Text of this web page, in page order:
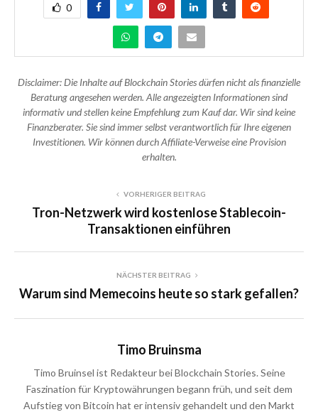
0
Disclaimer: Die Inhalte auf Blockchain Stories dürfen nicht als finanzielle
Beratung angesehen werden. Alle angezeigten Informationen sind
informativ und stellen keine Empfehlung zum Kauf dar. Wir sind keine
Finanzberater. Sie sind immer selbst verantwortlich für Ihre eigenen
Investitionen. Wir können durch Affiliate-Verweise eine Provision
erhalten.
VORHERIGER BEITRAG
Tron-Netzwerk wird kostenlose Stablecoin-
Transaktionen einführen
NÄCHSTER BEITRAG
Warum sind Memecoins heute so stark gefallen?
Timo Bruinsma
Timo Bruinsel ist Redakteur bei Blockchain Stories. Seine
Faszination für Kryptowährungen begann früh, und seit dem
Aufstieg von Bitcoin hat er intensiv gehandelt und den Markt